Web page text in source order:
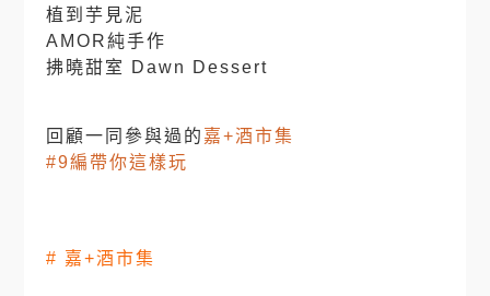
植到芋見泥
AMOR純手作
拂曉甜室 Dawn Dessert
回顧一同參與過的 嘉+酒市集
#9編帶你這樣玩
# 嘉+酒市集